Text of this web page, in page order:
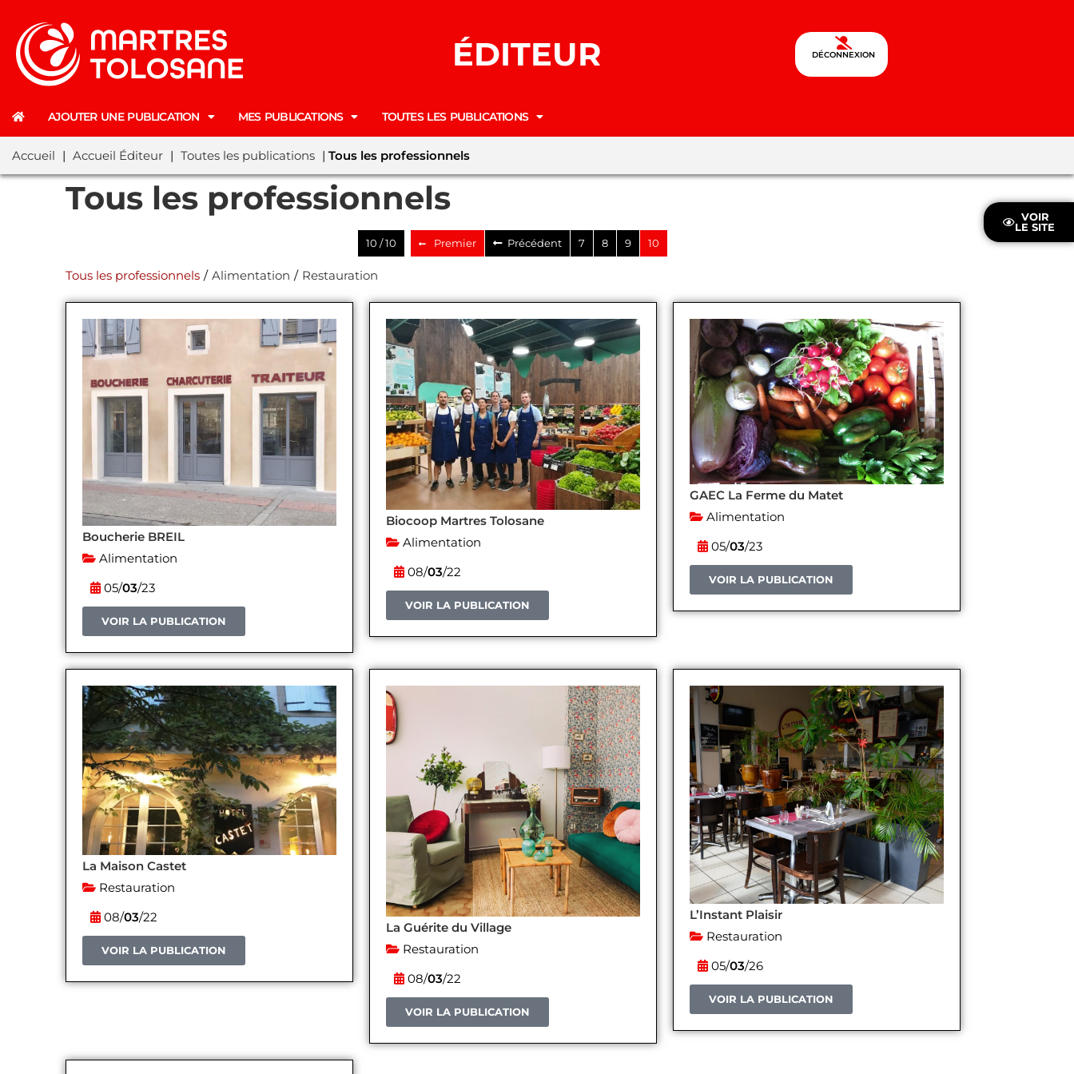
ÉDITEUR DÉCONNEXION
AJOUTER UNE PUBLICATION MES PUBLICATIONS TOUTES LES PUBLICATIONS
VOIR
LE SITE
Accueil | Accueil Éditeur | Toutes les publications | Tous les professionnels
Tous les professionnels
10 / 10 Premier Précédent 7 8 9 10
Tous les professionnels / Alimentation / Restauration
Boucherie BREIL
Alimentation
05/03/23
VOIR LA PUBLICATION
Biocoop Martres Tolosane
Alimentation
08/03/22
VOIR LA PUBLICATION
GAEC La Ferme du Matet
Alimentation
05/03/23
VOIR LA PUBLICATION
La Maison Castet
Restauration
08/03/22
VOIR LA PUBLICATION
La Guérite du Village
Restauration
08/03/22
VOIR LA PUBLICATION
L’Instant Plaisir
Restauration
05/03/26
VOIR LA PUBLICATION